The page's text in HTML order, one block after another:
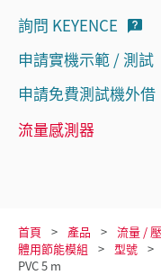
詢問 KEYENCE
申請實機示範 / 測試
申請免費測試機外借
流量感測器
首頁 產品 流量 /
體用節能模組
型號
PVC 5 m